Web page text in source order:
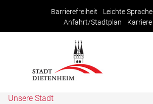
Barrierefreiheit Leichte Sprache
Anfahrt/Stadtplan
Karriere
Unsere Stadt